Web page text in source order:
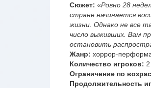
Сюжет: «Ровно 28
стране начинается
жизни. Однако не все
число выживших. Вам
остановить
Жанр: хоррор-
Количество игроков:
Ограничение по
Продолжительность